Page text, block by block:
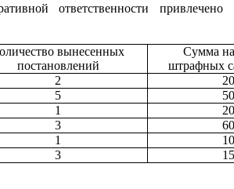
ответственности привлечено
вынесенных
постановлений
Сумма
штрафных
2
5
1
3
1
3